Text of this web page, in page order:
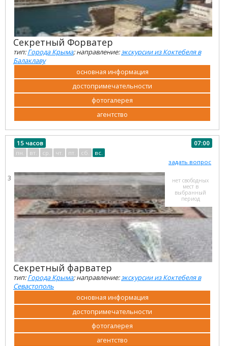
Секретный Форватер
тип:Города Крыма; направление:экскурсии из Коктебеля в
Балаклаву
основная информация
достопримечательности
фотогалерея
агентство
3
15 часов
07:00
пн.
вт. ср. чт. пт. сб.
вс.
задать вопрос
нет свободных
мест в
выбранный
период
Секретный фарватер
тип:Города Крыма; направление:экскурсии из Коктебеля в
Севастополь
основная информация
достопримечательности
фотогалерея
агентство